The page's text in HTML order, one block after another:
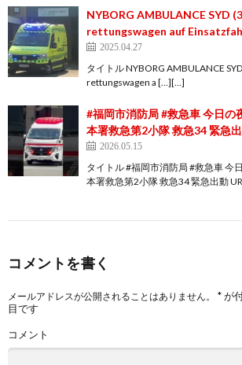
NYBORG AMBULANCE SYD
rettungswagen auf
2025.04.27
タイトル NYBORG AMBULANCE
rettungswagen a […][…]
#福岡市消防局 #救急車 今日の
本署救急第2小隊 救急34 緊急
2026.05.15
タイトル #福岡市消防局 #救急車 今
本署救急第2小隊 救急34 緊急出動
コメントを書く
メールアドレスが公開されることはありません。 *が
目です
コメント